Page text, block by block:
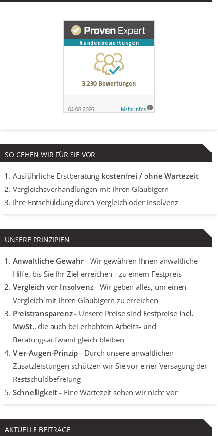
SO GEHEN WIR FÜR SIE VOR
Ausführliche Erstberatung kostenfrei / ohne Wartezeit
Vergleichsverhandlungen mit Ihren Gläubigern
Ihre Entschuldung durch Vergleich oder Insolvenz
UNSERE PRINZIPIEN
Anwaltliche Gewähr- Wir gewähren Ihnen anwaltliche
Hilfe, bis Sie Ihr Ziel erreichen - zu einem Festpreis
Vergleich vor Insolvenz - Wir geben alles, um einen
Vergleich mit Ihren Gläubigern zu erreichen
Preistransparenz - Unsere Preise sind Festpreise incl.
MwSt., die auch bei erhöhtem Arbeits- und
Beratungsaufwand gleich bleiben
Vier-Augen-Prinzip - Durch unsere anwaltlichen
Zusatzleistungen schützen wir Sie vor einer Versagung der
Restschuldbefreiung
Schnelligkeit - Eine Wartezeit sehen wir nicht vor
AKTUELLE BEITRÄGE